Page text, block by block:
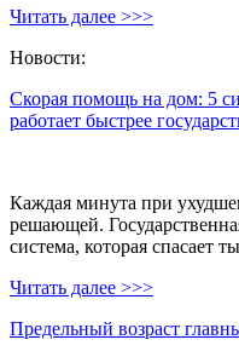
Читать далее >>>
Новости:
Скорая помощь на дом: 5
работает быстрее
Каждая минута при
решающей.
система, которая спасает
Читать далее >>>
Предельный возраст